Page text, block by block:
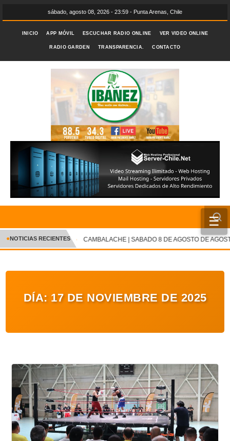
sábado, agosto 08, 2026 - 23:59 - Punta Arenas, Chile
INICIO APP MÓVIL ESCUCHAR RADIO ONLINE VER VIDEO ONLINE
RADIO GARDEN TRANSPARENCIA. CONTACTO
☰
INICIO
CRÓNICA
ENTRETENIMIENTO Y CULTURA
AUDIOS
VIDEOS
GALERIA DE FOTOS
●NOTICIAS RECIENTES CAMBALACHE | SABADO 8 DE AGOSTO DE
DÍA: 17 DE NOVIEMBRE DE 2025